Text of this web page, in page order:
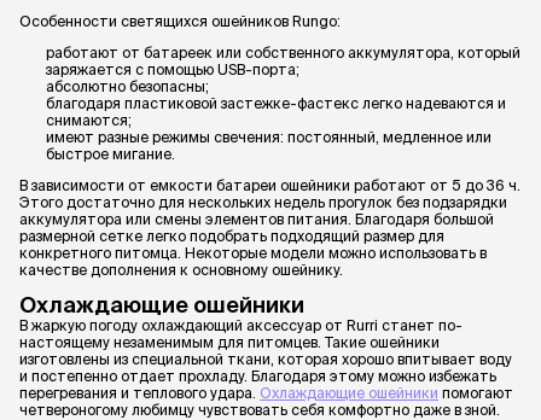
Особенности светящихся ошейников Rungo:
работают от батареек или собственного аккумулятора, который
заряжается с помощью USB-порта;
абсолютно безопасны;
благодаря пластиковой застежке-фастекс легко надеваются и
снимаются;
имеют разные режимы свечения: постоянный, медленное или
быстрое мигание.
В зависимости от емкости батареи ошейники работают от 5 до 36 ч.
Этого достаточно для нескольких недель прогулок без подзарядки
аккумулятора или смены элементов питания. Благодаря большой
размерной сетке легко подобрать подходящий размер для
конкретного питомца. Некоторые модели можно использовать в
качестве дополнения к основному ошейнику.
Охлаждающие ошейники
В жаркую погоду охлаждающий аксессуар от Rurri станет по-
настоящему незаменимым для питомцев. Такие ошейники
изготовлены из специальной ткани, которая хорошо впитывает воду
и постепенно отдает прохладу. Благодаря этому можно избежать
перегревания и теплового удара. Охлаждающие ошейники помогают
четвероногому любимцу чувствовать себя комфортно даже в зной.